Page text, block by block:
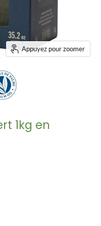
Appuyez pour zoomer
1kg en